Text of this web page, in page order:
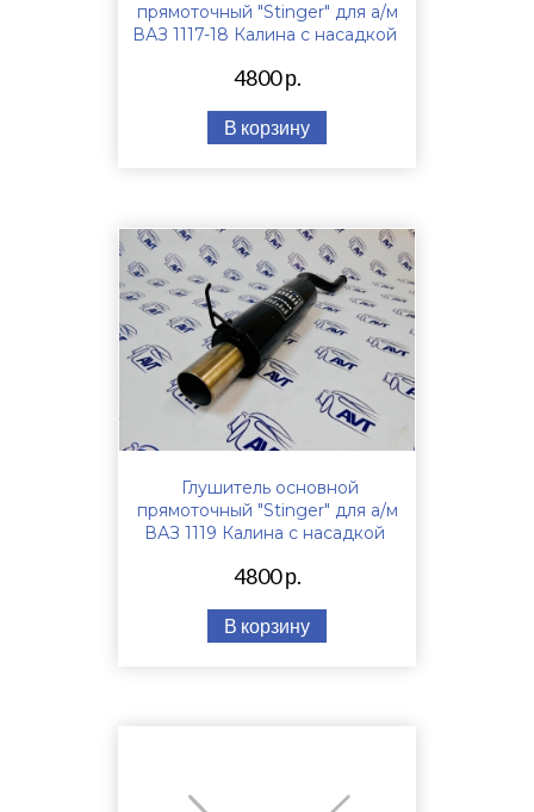
прямоточный "Stinger" для а/м
ВАЗ 1117-18 Калина с насадкой
4800 р.
В корзину
Глушитель основной
прямоточный "Stinger" для а/м
ВАЗ 1119 Калина с насадкой
4800 р.
В корзину